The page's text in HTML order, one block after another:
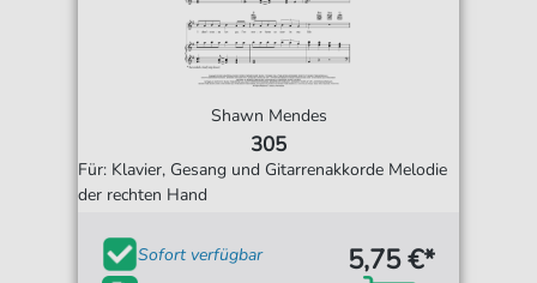
Shawn Mendes
305
Für: Klavier, Gesang und Gitarrenakkorde Melodie
der rechten Hand
Sofort verfügbar
5,75 €*